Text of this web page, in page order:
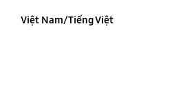
Việt Nam/Tiếng Việt